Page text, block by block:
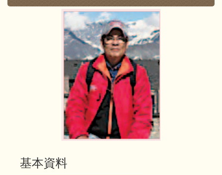
基本資料